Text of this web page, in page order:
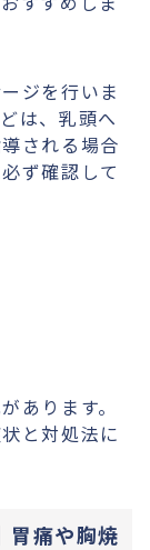
ジを行いま
は、乳頭へ
される場合
ず確認して
あります。
と対処法に
胃痛や胸焼